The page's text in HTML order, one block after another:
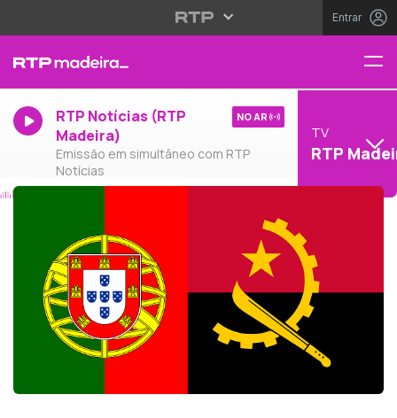
Entrar
RTP Notícias (RTP
Madeira)
Emissão em simultâneo com RTP
Notícias
NO AR
TV
RTP